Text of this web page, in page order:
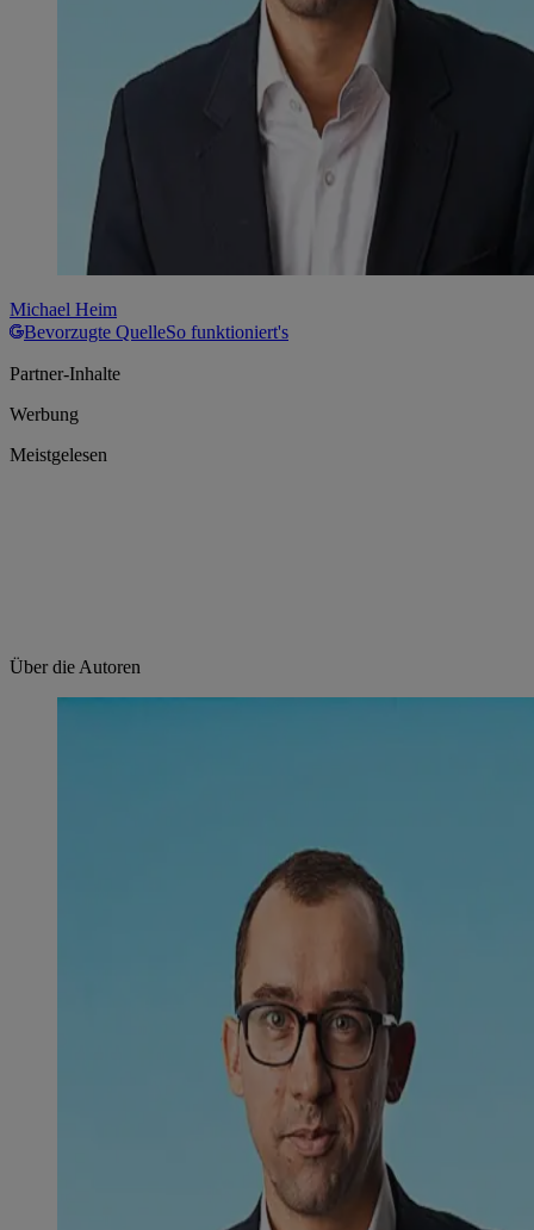
Michael Heim
Bevorzugte QuelleSo funktioniert's
Partner-Inhalte
Werbung
Meistgelesen
Über die Autoren